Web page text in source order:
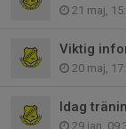
21 maj,
20 maj,
Idag
29 jan,